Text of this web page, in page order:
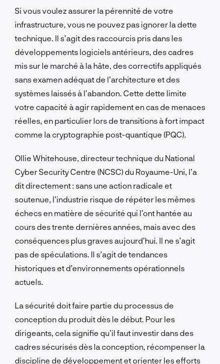
Si vous voulez assurer la pérennité de votre
infrastructure, vous ne pouvez pas ignorer la dette
technique. Il s’agit des raccourcis pris dans les
développements logiciels antérieurs, des cadres
mis sur le marché à la hâte, des correctifs appliqués
sans examen adéquat de l’architecture et des
systèmes laissés à l’abandon. Cette dette limite
votre capacité à agir rapidement en cas de menaces
réelles, en particulier lors de transitions à fort impact
comme la cryptographie post-quantique (PQC).
Ollie Whitehouse, directeur technique du National
Cyber Security Centre (NCSC) du Royaume-Uni, l’a
dit directement : sans une action radicale et
soutenue, l’industrie risque de répéter les mêmes
échecs en matière de sécurité qui l’ont hantée au
cours des trente dernières années, mais avec des
conséquences plus graves aujourd’hui. Il ne s’agit
pas de spéculations. Il s’agit de tendances
historiques et d’environnements opérationnels
actuels.
La sécurité doit faire partie du processus de
conception du produit dès le début. Pour les
dirigeants, cela signifie qu’il faut investir dans des
cadres sécurisés dès la conception, récompenser la
discipline de développement et orienter les efforts